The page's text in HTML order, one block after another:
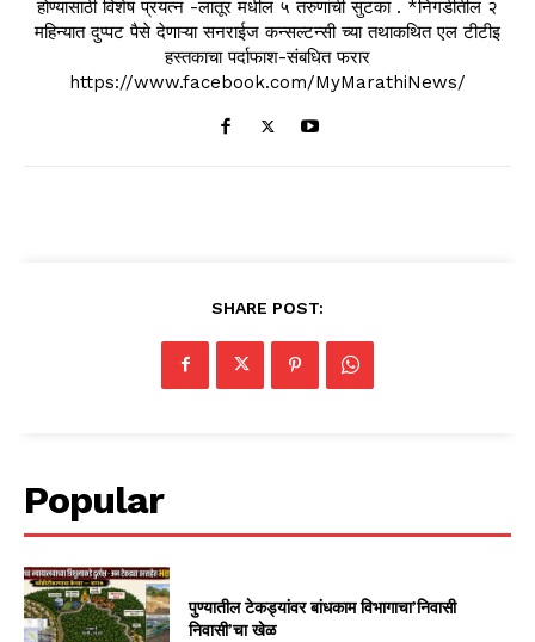
होण्यासाठी विशेष प्रयत्न -लातूर मधील ५ तरुणांची सुटका . *निगडीतील २
महिन्यात दुप्पट पैसे देणाऱ्या सनराईज कन्सल्टन्सी च्या तथाकथित एल टीटीइ
हस्तकाचा पर्दाफाश-संबधित फरार
https://www.facebook.com/MyMarathiNews/
SHARE POST:
Popular
पुण्यातील टेकड्यांवर बांधकाम विभागाचा’निवासी
निवासी’चा खेळ